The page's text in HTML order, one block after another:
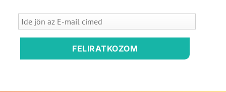
FELIRATKOZOM